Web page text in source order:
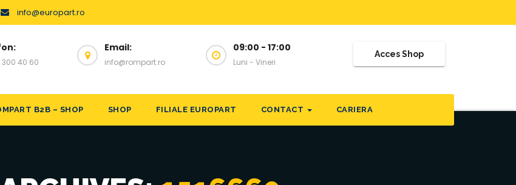
info@europart.ro
300 40 60
Email:
info@rompart.ro
09:00 - 17:00
Luni - Vineri
Acces Shop
B2B – SHOP SHOP FILIALE EUROPART CONTACT CARIERA